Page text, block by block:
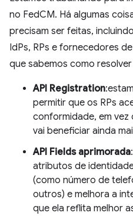
no FedCM. Há algumas
precisam ser feitas,
IdPs, RPs e fornecedores
que sabemos como
API Registration
permitir que os RPs
conformidade, em vez
vai beneficiar ainda
API Fields aprimorada
atributos de
(como número de
outros) e melhora a
que ela reflita melhor